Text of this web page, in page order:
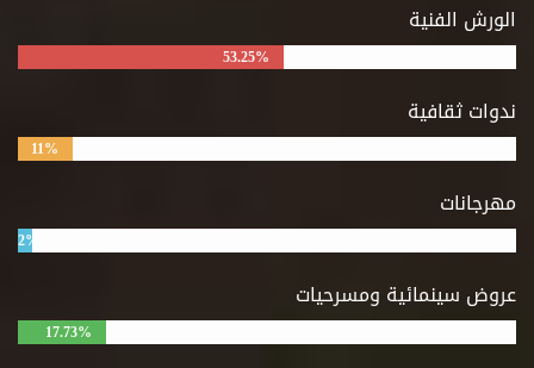
الورش الفنية
53.25%
ندوات ثقافية
11%
مهرجانات
2%
عروض سينمائية ومسرحيات
17.73%